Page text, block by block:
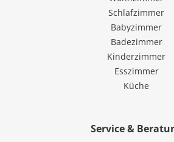
Schlafzimmer
Babyzimmer
Badezimmer
Kinderzimmer
Esszimmer
Küche
Service &